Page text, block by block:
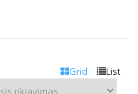
Grid List